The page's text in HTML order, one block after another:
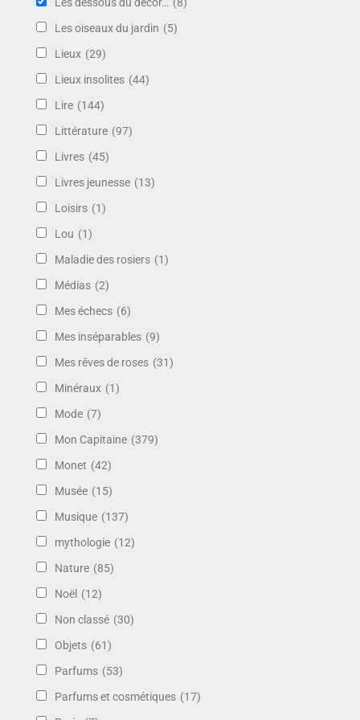
Les oiseaux du jardin (5)
Lieux (29)
Lieux insolites (44)
Lire (144)
Littérature (97)
Livres (45)
Livres jeunesse (13)
Loisirs (1)
Lou (1)
Maladie des rosiers (1)
Médias (2)
Mes échecs (6)
Mes inséparables (9)
Mes rêves de roses (31)
Minéraux (1)
Mode (7)
Mon Capitaine (379)
Monet (42)
Musée (15)
Musique (137)
mythologie (12)
Nature (85)
Noël (12)
Non classé (30)
Objets (61)
Parfums (53)
Parfums et cosmétiques (17)